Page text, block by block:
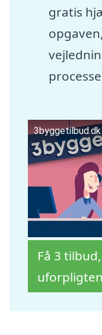
gratis
Få 3